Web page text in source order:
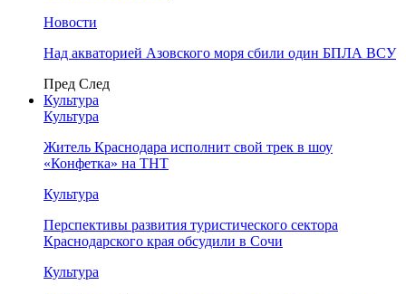
Новости
Над акваторией Азовского моря сбили один БПЛА ВСУ
Пред След
Культура
Культура
Житель Краснодара исполнит свой трек в шоу
«Конфетка» на ТНТ
Культура
Перспективы развития туристического сектора
Краснодарского края обсудили в Сочи
Культура